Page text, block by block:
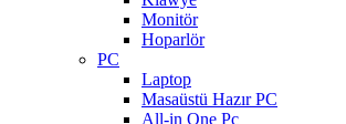
Monitör
Hoparlör
PC
Laptop
Masaüstü Hazır PC
All-in One Pc